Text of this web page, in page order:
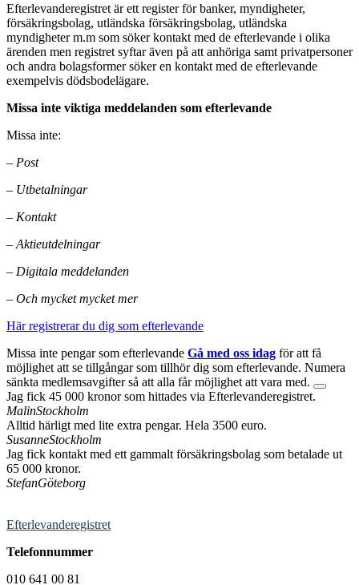
Efterlevanderegistret är ett register för banker, myndigheter,
försäkringsbolag, utländska försäkringsbolag, utländska
myndigheter m.m som söker kontakt med de efterlevande i olika
ärenden men registret syftar även på att anhöriga samt privatpersoner
och andra bolagsformer söker en kontakt med de efterlevande
exempelvis dödsbodelägare.
Missa inte viktiga meddelanden som efterlevande
Missa inte:
– Post
– Utbetalningar
– Kontakt
– Aktieutdelningar
– Digitala meddelanden
– Och mycket mycket mer
Här registrerar du dig som efterlevande
Missa inte pengar som efterlevande Gå med oss idag för att få
möjlighet att se tillgångar som tillhör dig som efterlevande. Numera
sänkta medlemsavgifter så att alla får möjlighet att vara med.
Jag fick 45 000 kronor som hittades via Efterlevanderegistret.
MalinStockholm
Alltid härligt med lite extra pengar. Hela 3500 euro.
SusanneStockholm
Jag fick kontakt med ett gammalt försäkringsbolag som betalade ut
65 000 kronor.
StefanGöteborg
Efterlevanderegistret
Telefonnummer
010 641 00 81